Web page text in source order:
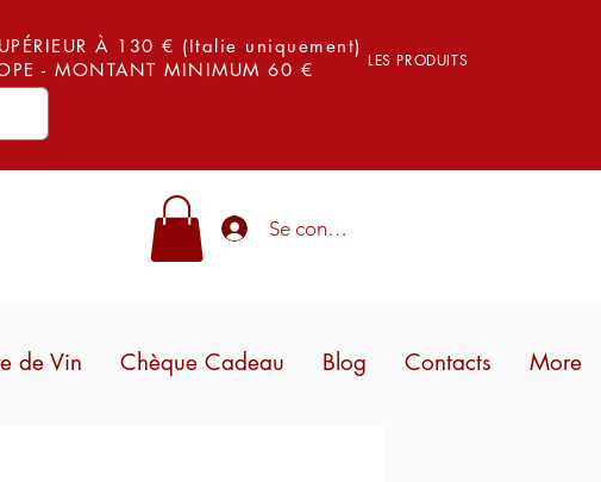
À 130 € (Italie uniquement)
- MONTANT MINIMUM 60 €
LES PRODUITS
Se connecter
de Vin Chèque Cadeau Blog Contacts More